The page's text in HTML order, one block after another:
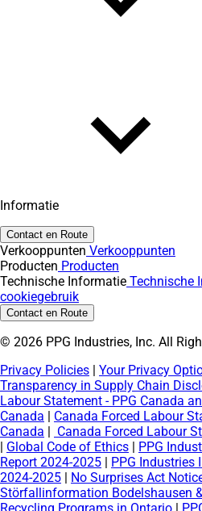
Informatie
Contact en Route
Verkooppunten Verkooppunten
Producten Producten
Technische Informatie Technische
cookiegebruik
Contact en Route
© 2026 PPG Industries, Inc. All
Privacy Policies | Your Privacy
Transparency in Supply Chain
Labour Statement - PPG Canada
Canada | Canada Forced Labour
Canada | Canada Forced Labour
| Global Code of Ethics | PPG
Report 2024-2025 | PPG Industries
2024-2025 | No Surprises Act
Störfallinformation Bodelshausen